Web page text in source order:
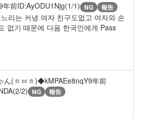
年前ID:AyODU1Njg(1/1) NG 報告
리는 커녕 여자 친구도없고 여자와 손
없기 때문에 다음 한국인에게 Pass
ん(ㅎㅂㅎ)◆kMPAEe8nqY9年前
2) NG 報告